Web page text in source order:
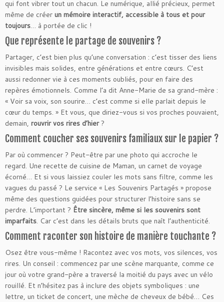
qui font vibrer tout un chacun. Le numérique, allié précieux, permet
même de créer un mémoire interactif, accessible à tous et pour
toujours… à portée de clic !
Que représente le partage de souvenirs ?
Partager, c’est bien plus qu’une conversation : c’est tisser des liens
invisibles mais solides, entre générations et entre cœurs. C’est
aussi redonner vie à ces moments oubliés, pour en faire des
repères émotionnels. Comme l’a dit Anne-Marie de sa grand-mère :
« Voir sa voix, son sourire… c’est comme si elle parlait depuis le
cœur du temps. » Et vous, que diriez-vous si vos proches pouvaient,
demain, rouvrir vos rires d’hier?
Comment coucher ses souvenirs familiaux sur le papier ?
Par où commencer ? Peut-être par une photo qui accroche le
regard. Une recette de cuisine de Maman, un carnet de voyage
écorné… Et si vous laissiez couler les mots sans filtre, comme les
vagues du passé ? Le service « Les Souvenirs Partagés » propose
même des questions guidées pour structurer l’histoire sans se
perdre. L’important ? Être sincère, même si les souvenirs sont
imparfaits. Car c’est dans les détails bruts que naît l’authenticité.
Comment raconter son histoire de manière touchante ?
Osez être vous-même ! Racontez avec vos mots, vos silences, vos
rires. Un conseil : commencez par une scène marquante, comme ce
jour où votre grand-père a traversé la moitié du pays avec un vélo
rouillé. Et n’hésitez pas à inclure des objets symboliques : une
lettre, un ticket de concert, une mèche de cheveux de bébé… Ces